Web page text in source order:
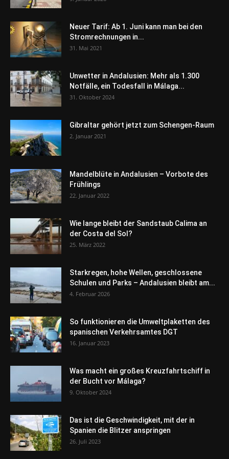
Neuer Tarif: Ab 1. Juni kann man bei den
Stromrechnungen in...
31. Mai 2021
Unwetter in Andalusien: Mehr als 1.300
Notfälle, ein Todesfall in Málaga...
31. Oktober 2024
Gibraltar gehört jetzt zum Schengen-Raum
2. Januar 2021
Mandelblüte in Andalusien – Vorbote des
Frühlings
22. Januar 2022
Wie lange bleibt der Sandstaub Calima an
der Costa del Sol?
25. März 2022
Starkregen, hohe Wellen, geschlossene
Schulen und Parks – Andalusien bleibt am...
4. Februar 2026
So funktionieren die Umweltplaketten des
spanischen Verkehrsamtes DGT
16. Januar 2023
Was macht ein großes Kreuzfahrtschiff in
der Bucht vor Málaga?
9. Oktober 2024
Das ist die Geschwindigkeit, mit der in
Spanien die Blitzer anspringen
26. Juli 2023